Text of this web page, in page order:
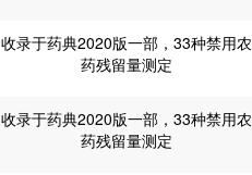
收录于药典2020版一部，33种禁用农
药残留量测定
收录于药典2020版一部，33种禁用农
药残留量测定